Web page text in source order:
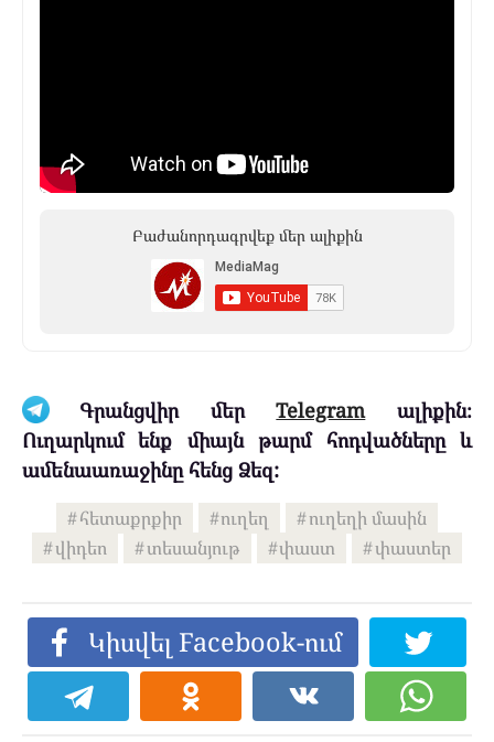
Բաժանորդագրվեք մեր ալիքին
Գրանցվիր մերTelegramալիքին։
Ուղարկում ենք միայն թարմ հոդվածները և
ամենաառաջինը հենց Ձեզ:
հետաքրքիր ուղեղ
ուղեղի մասին
վիդեո
տեսանյութ փաստ փաստեր
Կիսվել Facebook-ում